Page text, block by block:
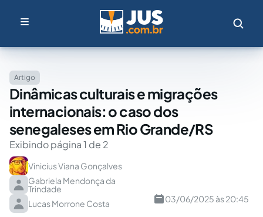
Artigo
Dinâmicas culturais e migrações
internacionais: o caso dos
senegaleses em Rio Grande/RS
Exibindo página 1 de 2
Vinicius Viana Gonçalves
Gabriela Mendonça da
Trindade
Lucas Morrone Costa
03/06/2025 às 20:45